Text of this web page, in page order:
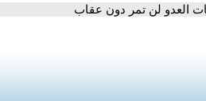
العدو لن تمر دون عقاب